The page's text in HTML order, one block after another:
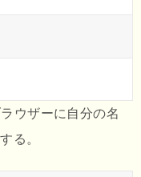
ウザーに自分の名
る。